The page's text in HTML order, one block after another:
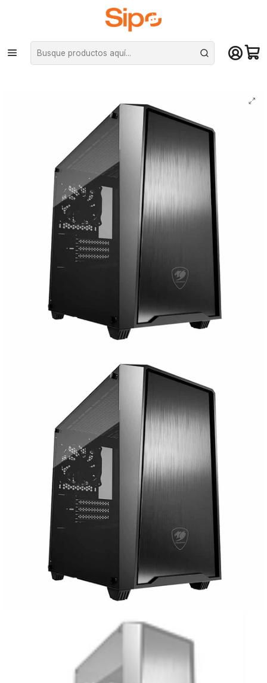
¡Compra hasta mediodía y recibe hoy! De lunes a sábado en el gran
Santiago. Envío gratis desde $29.990
Inicio Pc Armadas
PC Gamer Urano i7.8: Intel Core i7-8700, SSD 480GB, 32GB RAM, GTX
1600 super